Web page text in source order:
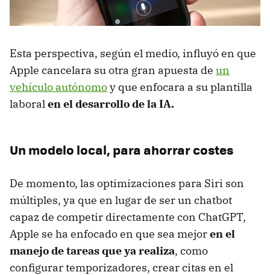
Esta perspectiva, según el medio, influyó en que
Apple cancelara su otra gran apuesta de un
vehículo autónomoy que enfocara a su plantilla
laboralen el desarrollo de la IA.
Un modelo local, para ahorrar costes
De momento, las optimizaciones para Siri son
múltiples, ya que en lugar de ser un chatbot
capaz de competir directamente con ChatGPT,
Apple se ha enfocado en que sea mejoren el
manejo de tareas que ya realiza, como
configurar temporizadores, crear citas en el